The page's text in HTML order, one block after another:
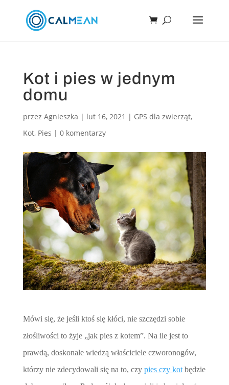
Kot i pies w jednym
domu
przez Agnieszka | lut 16, 2021 | GPS dla zwierząt,
Kot, Pies | 0 komentarzy
Mówi się, że jeśli ktoś się kłóci, nie szczędzi sobie
złośliwości to żyje „jak pies z kotem”. Na ile jest to
prawdą, doskonale wiedzą właściciele czworonogów,
którzy nie zdecydowali się na to, czy pies czy kotbędzie